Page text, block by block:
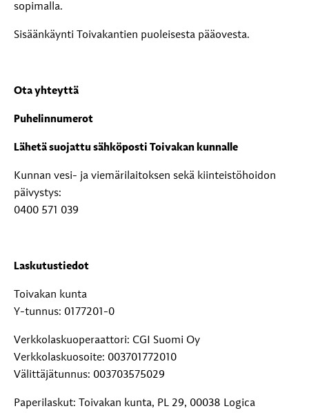
sopimalla.
Sisäänkäynti Toivakantien puoleisesta pääovesta.
Ota yhteyttä
Puhelinnumerot
Lähetä suojattu sähköposti Toivakan kunnalle
Kunnan vesi- ja viemärilaitoksen sekä kiinteistöhoidon
päivystys:
0400 571 039
Laskutustiedot
Toivakan kunta
Y-tunnus: 0177201-0
Verkkolaskuoperaattori: CGI Suomi Oy
Verkkolaskuosoite: 003701772010
Välittäjätunnus: 003703575029
Paperilaskut: Toivakan kunta, PL 29, 00038 Logica